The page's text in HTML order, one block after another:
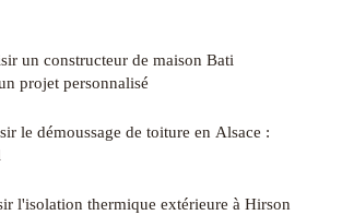
un constructeur de maison Bati
projet personnalisé
le démoussage de toiture en Alsace :
l'isolation thermique extérieure à Hirson